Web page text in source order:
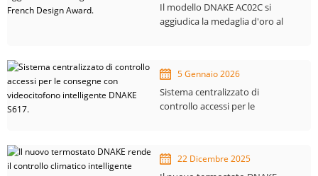
Il modello DNAKE AC02C si
aggiudica la medaglia d'oro al
5 Gennaio 2026
Sistema centralizzato di
controllo accessi per le
22 Dicembre 2025